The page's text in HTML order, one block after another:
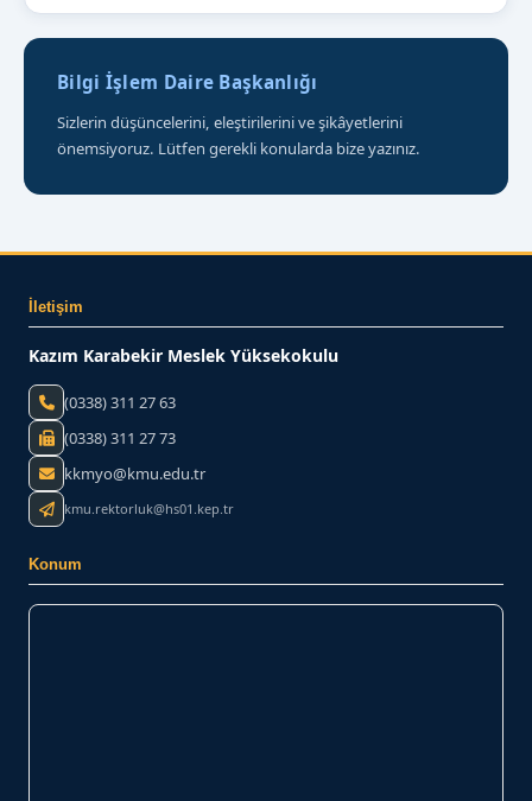
Bilgi İşlem Daire Başkanlığı
Sizlerin düşüncelerini, eleştirilerini ve şikâyetlerini
önemsiyoruz. Lütfen gerekli konularda bize yazınız.
İletişim
Kazım Karabekir Meslek Yüksekokulu
(0338) 311 27 63
(0338) 311 27 73
kkmyo@kmu.edu.tr
kmu.rektorluk@hs01.kep.tr
Konum